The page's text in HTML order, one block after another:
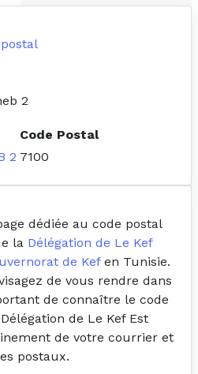
2
Code Postal
2 7100
dédiée au code postal
la Délégation de Le Kef
de Kefen Tunisie.
de vous rendre dans
de connaître le code
de Le Kef Est
de votre courrier et
postaux.